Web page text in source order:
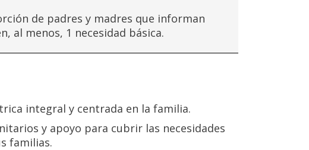
de padres y madres que informan
al menos, 1 necesidad básica.
integral y centrada en la familia.
y apoyo para cubrir las necesidades
familias.